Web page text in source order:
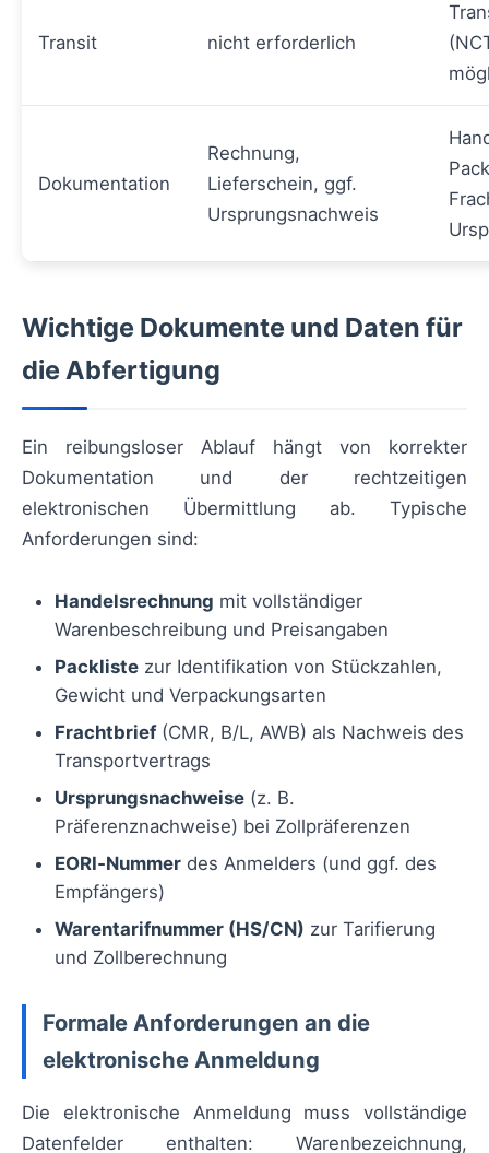
Transit nicht erforderlich
Dokumentation
Rechnung,
Lieferschein, ggf.
Ursprungsnachweis
Wichtige Dokumente und Daten für
die Abfertigung
Ein reibungsloser Ablauf hängt von korrekter
Dokumentation und der rechtzeitigen
elektronischen Übermittlung ab. Typische
Anforderungen sind:
Handelsrechnung mit vollständiger
Warenbeschreibung und Preisangaben
Packliste zur Identifikation von Stückzahlen,
Gewicht und Verpackungsarten
Frachtbrief(CMR, B/L, AWB) als Nachweis des
Transportvertrags
Ursprungsnachweise (z. B.
Präferenznachweise) bei Zollpräferenzen
EORI‑Nummer des Anmelders (und ggf. des
Empfängers)
Warentarifnummer (HS/CN) zur Tarifierung
und Zollberechnung
Formale Anforderungen an die
elektronische Anmeldung
Die elektronische Anmeldung muss vollständige
Datenfelder enthalten: Warenbezeichnung,